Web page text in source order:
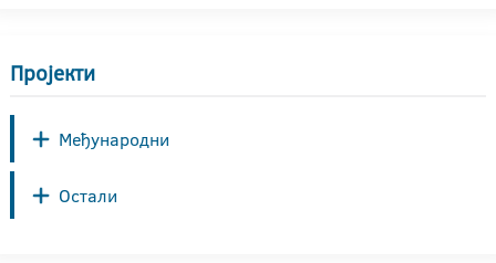
Пројекти
Међународни
Остали